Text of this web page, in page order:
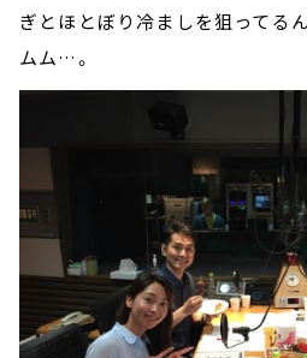
ぎとほとぼり冷ましを狙ってる
ムム…。